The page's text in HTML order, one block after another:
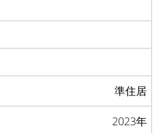
準住居
2023年